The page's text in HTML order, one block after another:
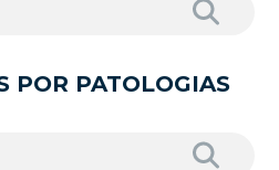
POR PATOLOGIAS